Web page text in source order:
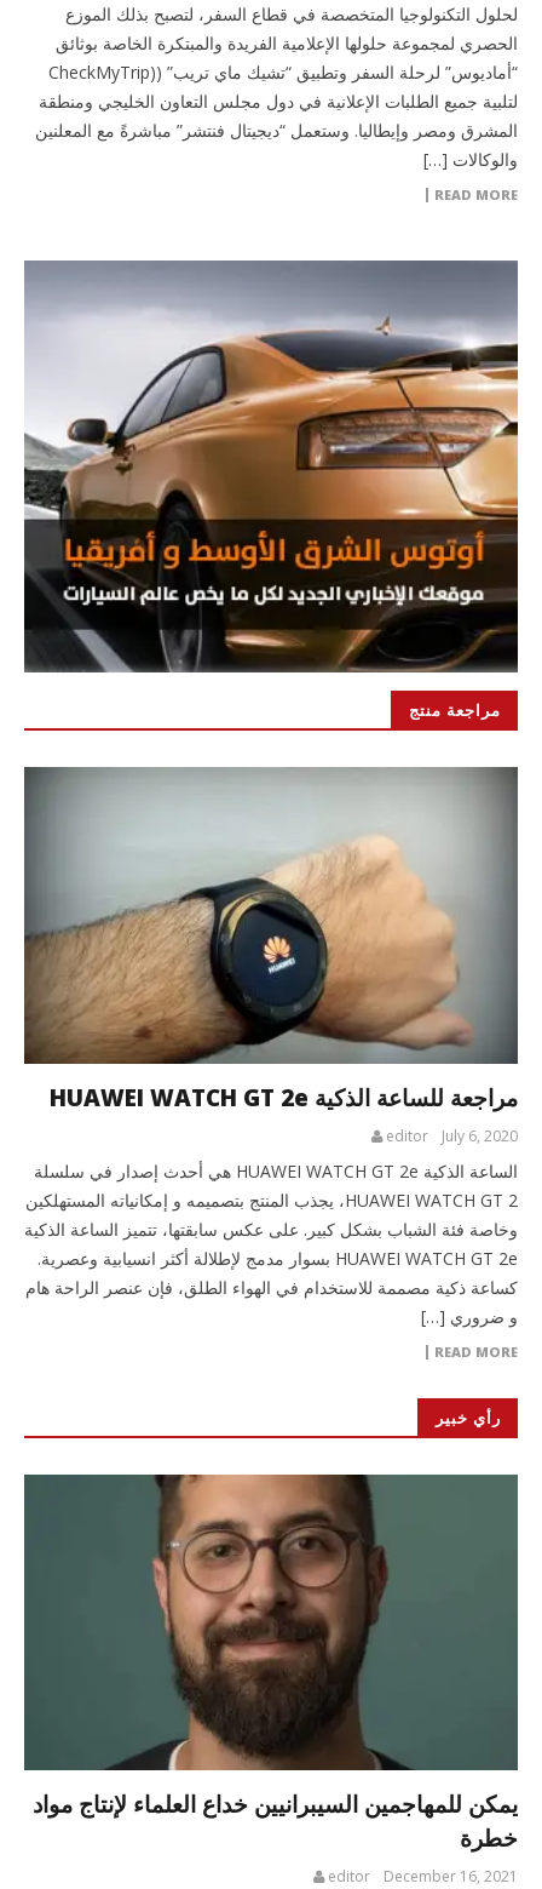
لحلول التكنولوجيا المتخصصة في قطاع السفر، لتصبح بذلك الموزع
الحصري لمجموعة حلولها الإعلامية الفريدة والمبتكرة الخاصة بوثائق
“أماديوس” لرحلة السفر وتطبيق “تشيك ماي تريب” ((CheckMyTrip
لتلبية جميع الطلبات الإعلانية في دول مجلس التعاون الخليجي ومنطقة
المشرق ومصر وإيطاليا. وستعمل “ديجيتال فنتشر” مباشرةً مع المعلنين
والوكالات […]
READ MORE
مراجعة منتج
مراجعة للساعة الذكية HUAWEI WATCH GT 2e
July 6, 2020
editor
الساعة الذكية HUAWEI WATCH GT 2e هي أحدث إصدار في سلسلة
HUAWEI WATCH GT 2، يجذب المنتج بتصميمه و إمكانياته المستهلكين
وخاصة فئة الشباب بشكل كبير. على عكس سابقتها، تتميز الساعة الذكية
HUAWEI WATCH GT 2e بسوار مدمج لإطلالة أكثر انسيابية وعصرية.
كساعة ذكية مصممة للاستخدام في الهواء الطلق، فإن عنصر الراحة هام
و ضروري […]
READ MORE
رأي خبير
يمكن للمهاجمين السيبرانيين خداع العلماء لإنتاج مواد
خطرة
December 16, 2021
editor